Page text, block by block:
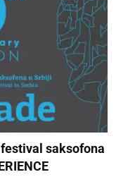
saksofona